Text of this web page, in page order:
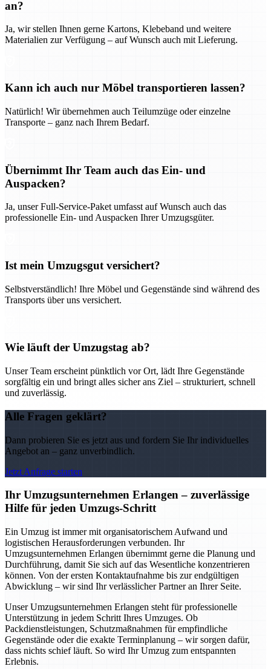
an?
Ja, wir stellen Ihnen gerne Kartons, Klebeband und weitere
Materialien zur Verfügung – auf Wunsch auch mit Lieferung.
Kann ich auch nur Möbel transportieren lassen?
Natürlich! Wir übernehmen auch Teilumzüge oder einzelne
Transporte – ganz nach Ihrem Bedarf.
Übernimmt Ihr Team auch das Ein- und
Auspacken?
Ja, unser Full-Service-Paket umfasst auf Wunsch auch das
professionelle Ein- und Auspacken Ihrer Umzugsgüter.
Ist mein Umzugsgut versichert?
Selbstverständlich! Ihre Möbel und Gegenstände sind während des
Transports über uns versichert.
Wie läuft der Umzugstag ab?
Unser Team erscheint pünktlich vor Ort, lädt Ihre Gegenstände
sorgfältig ein und bringt alles sicher ans Ziel – strukturiert, schnell
und zuverlässig.
Alle Fragen geklärt?
Dann probieren Sie es jetzt aus und fordern Sie Ihr individuelles
Angebot an – ganz unverbindlich.
Jetzt Anfrage starten
Ihr Umzugsunternehmen Erlangen – zuverlässige
Hilfe für jeden Umzugs-Schritt
Ein Umzug ist immer mit organisatorischem Aufwand und
logistischen Herausforderungen verbunden. Ihr
Umzugsunternehmen Erlangen übernimmt gerne die Planung und
Durchführung, damit Sie sich auf das Wesentliche konzentrieren
können. Von der ersten Kontaktaufnahme bis zur endgültigen
Abwicklung – wir sind Ihr verlässlicher Partner an Ihrer Seite.
Unser Umzugsunternehmen Erlangen steht für professionelle
Unterstützung in jedem Schritt Ihres Umzuges. Ob
Packdienstleistungen, Schutzmaßnahmen für empfindliche
Gegenstände oder die exakte Terminplanung – wir sorgen dafür,
dass nichts schief läuft. So wird Ihr Umzug zum entspannten
Erlebnis.